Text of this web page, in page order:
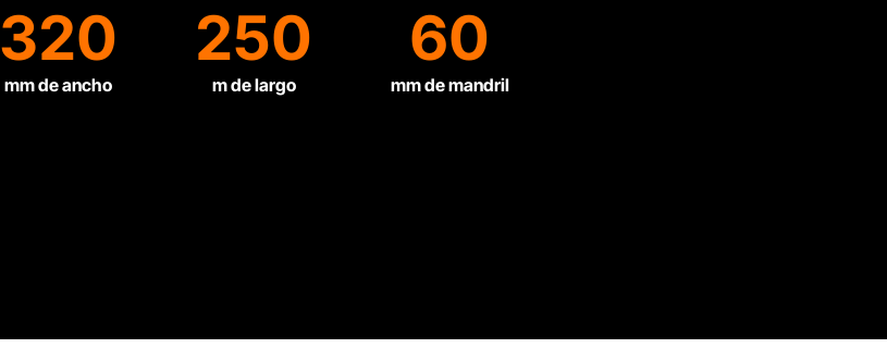
320
mm de ancho
250
m de largo
60
mm de mandril